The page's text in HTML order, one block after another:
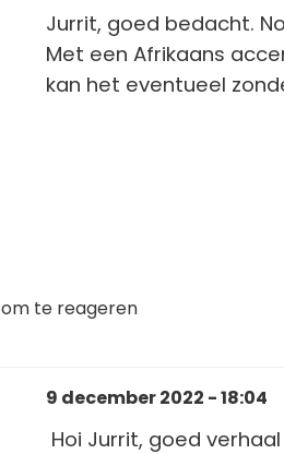
Jurrit, goed bedacht.
Met een Afrikaans
kan het eventueel
om te reageren
9 december 2022 - 18:04
Hoi Jurrit, goed